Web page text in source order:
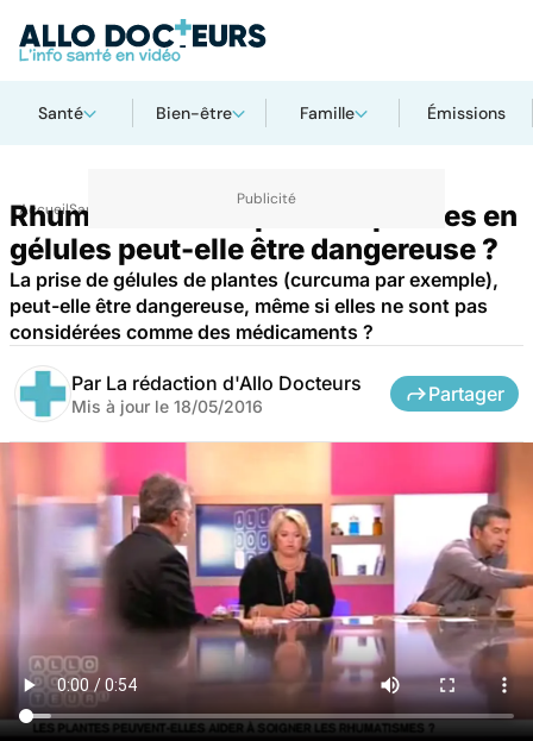
Santé Bien-être Famille Émissions
AccueilSanté
Rhumatismes : la prise de plantes en
gélules peut-elle être dangereuse ?
La prise de gélules de plantes (curcuma par exemple),
peut-elle être dangereuse, même si elles ne sont pas
considérées comme des médicaments ?
Par La rédaction d'Allo Docteurs
Mis à jour le 18/05/2016
Partager